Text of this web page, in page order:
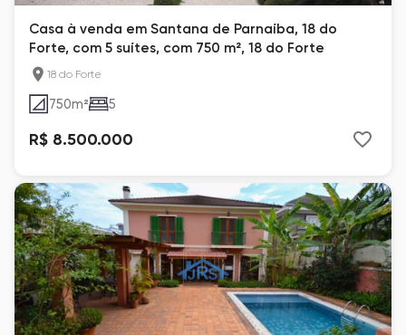
Casa à venda em Santana de Parnaíba, 18 do
Forte, com 5 suítes, com 750 m², 18 do Forte
18 do Forte
750m² 5
R$ 8.500.000